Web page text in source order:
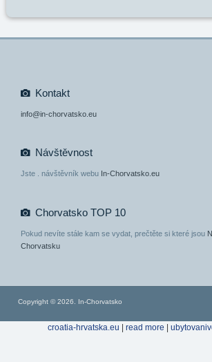
Kontakt
info@in-chorvatsko.eu
Návštěvnost
Jste . návštěvník webu In-Chorvatsko.eu
Chorvatsko TOP 10
Pokud nevíte stále kam se vydat, prečtěte si které jsou
Chorvatsku
Copyright © 2026. In-Chorvatsko
croatia-hrvatska.eu | read more |